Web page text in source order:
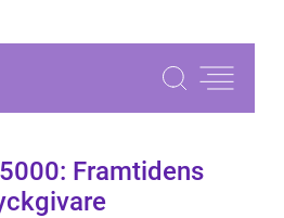
Framtidens